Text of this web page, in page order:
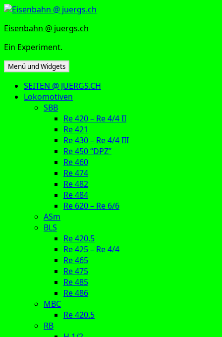
Zum
springen
Eisenbahn @ juergs.ch
Ein Experiment.
Menü und Widgets
SEITEN @ JUERGS.CH
Lokomotiven
SBB
Re 420 – Re 4/4 II
Re 421
Re 430 – Re 4/4 III
Re 450 “DPZ”
Re 460
Re 474
Re 482
Re 484
Re 620 – Re 6/6
ASm
BLS
Re 420.5
Re 425 – Re 4/4
Re 465
Re 475
Re 485
Re 486
MBC
Re 420.5
RB